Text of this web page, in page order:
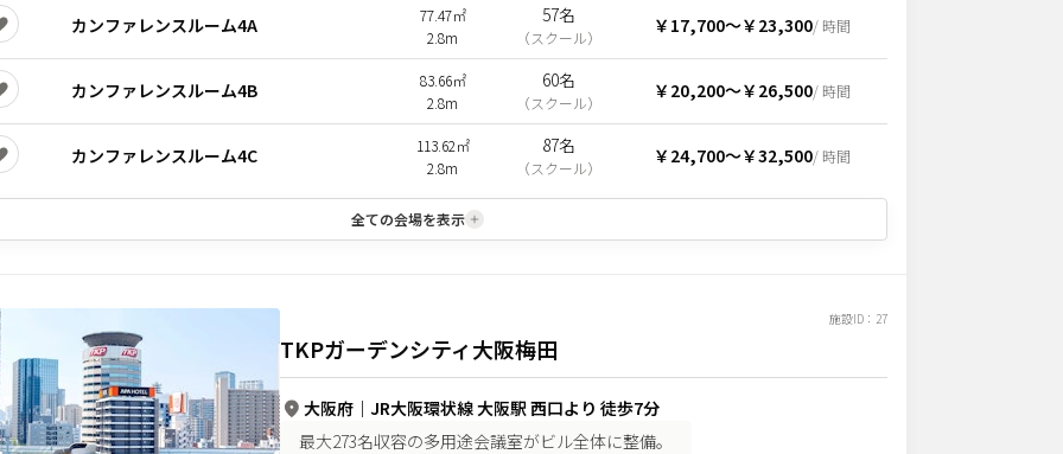
カンファレンスルーム4A
77.47㎡
2.8m
57名
（スクール）
￥17,700〜￥23,300/ 時間
カンファレンスルーム4B
83.66㎡
2.8m
60名
（スクール）
￥20,200〜￥26,500/ 時間
カンファレンスルーム4C
113.62㎡
2.8m
87名
（スクール）
￥24,700〜￥32,500/ 時間
全ての会場を表示
施設ID： 27
TKPガーデンシティ大阪梅田
大阪府 ｜ JR大阪環状線 大阪駅 西口より 徒歩7分
最大273名収容の多用途会議室がビル全体に整備。